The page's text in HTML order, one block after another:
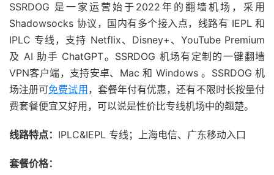
SSRDOG 是一家运营始于2022年的翻墙机场，采用
Shadowsocks 协议，国内有多个接入点，线路有 IEPL 和
IPLC 专线，支持 Netflix、Disney+、YouTube Premium
及 AI 助手 ChatGPT。SSRDOG 机场有定制的一键翻墙
VPN客户端，支持安卓、Mac 和 Windows 。SSRDOG 机
场注册可免费试用 ，套餐年付有优惠，还有不限时长按量付
费套餐便宜又好用，可以说是性价比专线机场中的翘楚。
线路特点： IPLC&IEPL 专线；上海电信、广东移动入口
套餐价格：